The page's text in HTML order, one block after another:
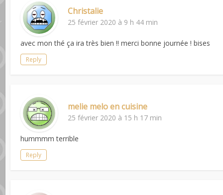
Christalie
25 février 2020 à 9 h 44 min
avec mon thé ça ira très bien !! merci bonne journée ! bises
Reply
melie melo en cuisine
25 février 2020 à 15 h 17 min
hummmm terrible
Reply